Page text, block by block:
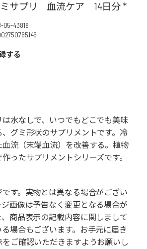
サプリ 血流ケア 14日分 *
05-43818
する
は水なしで、いつでもどこでも美味
、グミ形状のサプリメントです。冷
血流（末端血流）を改善する。植物
ったサプリメントシリーズです。
す。実物とは異なる場合がござい
画像は予告なく変更となる場合が
商品表示の記載内容に関しまして
場合もございます。お手元に届き
をご確認いただきますようお願いし